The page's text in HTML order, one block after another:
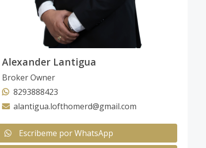
Alexander Lantigua
Broker Owner
8293888423
alantigua.lofthomerd@gmail.com
Escribeme por WhatsApp